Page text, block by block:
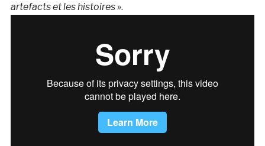
artefacts et les histoires ».